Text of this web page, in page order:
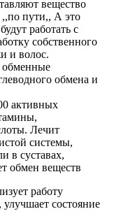
вещество
,,по пути,, А это
работать с
собственного
и волос.
обменные
обмена и
активных
Лечит
системы,
в суставах,
обмен веществ
работу
состояние